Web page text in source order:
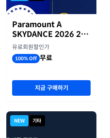
Paramount A
SKYDANCE 2026 2분
기 실적
유료회원할인가
100% Off 무료
지금 구매하기
NEW 기타